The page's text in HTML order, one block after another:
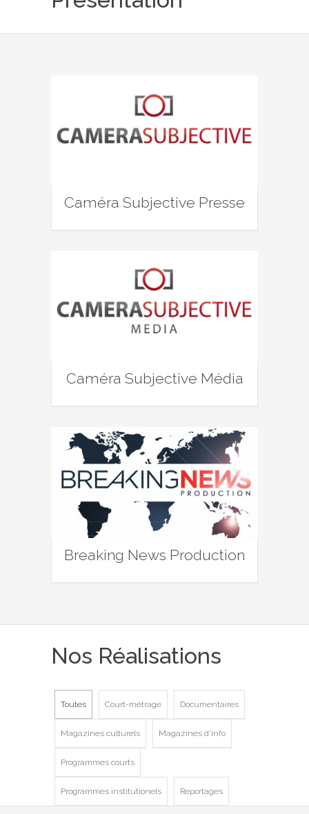
Caméra Subjective Presse
Caméra Subjective Média
Breaking News Production
Nos Réalisations
Toutes Court-métrage Documentaires
Magazines culturels Magazines d'info
Programmes courts
Programmes institutionels Reportages